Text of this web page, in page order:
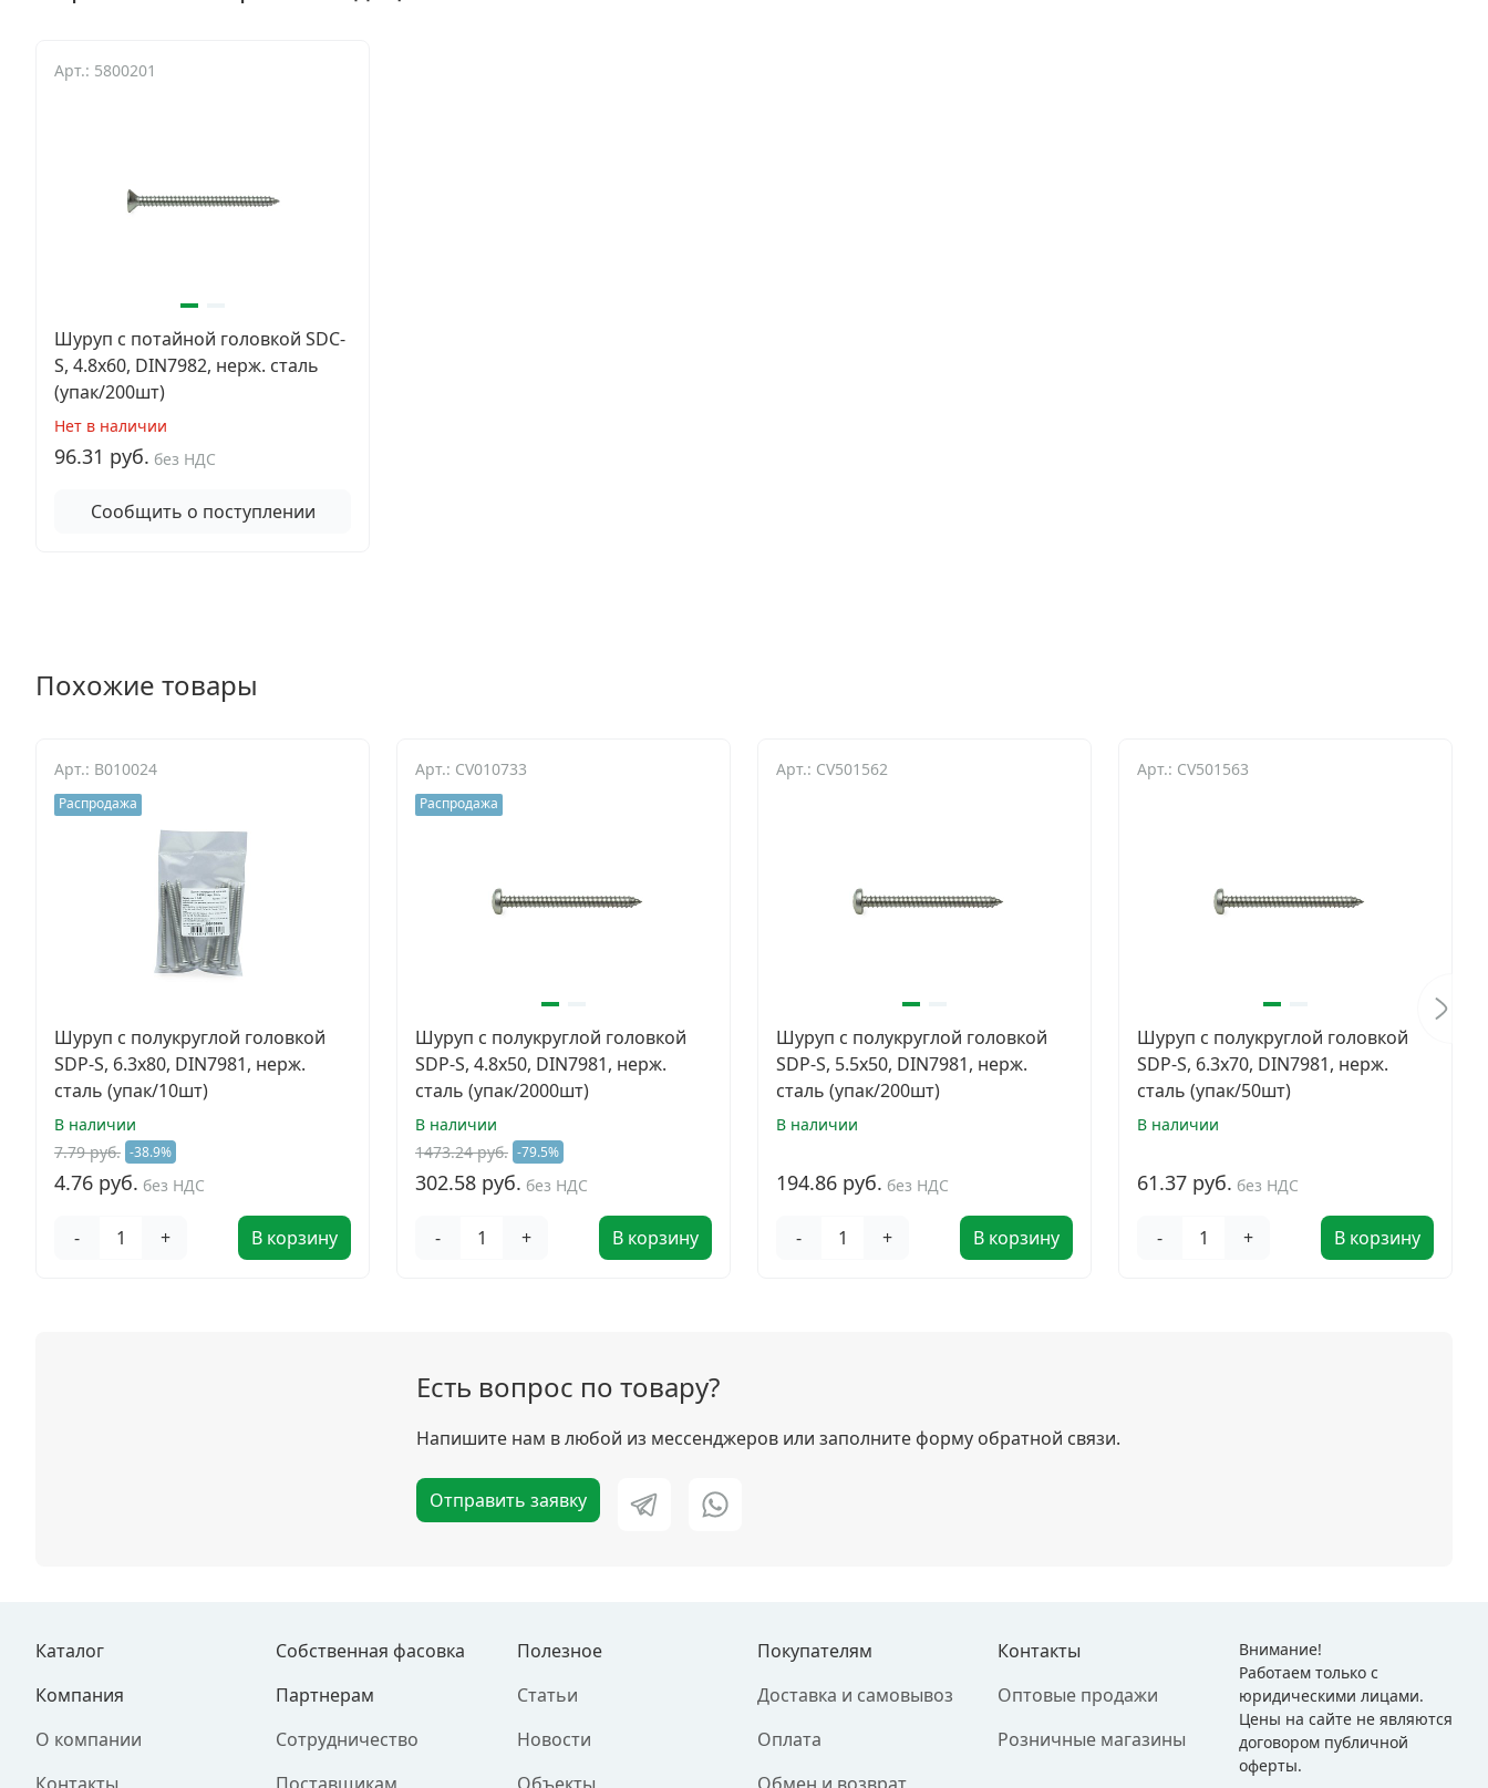
Арт.: 5800201
Шуруп с потайной головкой SDC-
S, 4.8х60, DIN7982, нерж. сталь
(упак/200шт)
Нет в наличии
96.31 руб. без НДС
Сообщить о поступлении
Похожие товары
Арт.: B010024
Распродажа
Шуруп с полукруглой головкой
SDP-S, 6.3х80, DIN7981, нерж.
сталь (упак/10шт)
В наличии
7.79 руб. -38.9%
4.76 руб. без НДС
- + В корзину
Арт.: CV010733
Распродажа
Шуруп с полукруглой головкой
SDP-S, 4.8х50, DIN7981, нерж.
сталь (упак/2000шт)
В наличии
1473.24 руб. -79.5%
302.58 руб. без НДС
- + В корзину
Арт.: CV501562
Шуруп с полукруглой головкой
SDP-S, 5.5х50, DIN7981, нерж.
сталь (упак/200шт)
В наличии
194.86 руб. без НДС
- + В корзину
Арт.: CV501563
Шуруп с полукруглой головкой
SDP-S, 6.3х70, DIN7981, нерж.
сталь (упак/50шт)
В наличии
61.37 руб. без НДС
- + В корзину
Есть вопрос по товару?
Напишите нам в любой из мессенджеров или заполните форму обратной связи.
Отправить заявку
Каталог
Компания
О компании
Собственная фасовка
Партнерам
Сотрудничество
Полезное
Статьи
Новости
Покупателям
Доставка и самовывоз
Оплата
Контакты
Оптовые продажи
Розничные магазины
Внимание!
Работаем только с
юридическими лицами.
Цены на сайте не являются
договором публичной
оферты.